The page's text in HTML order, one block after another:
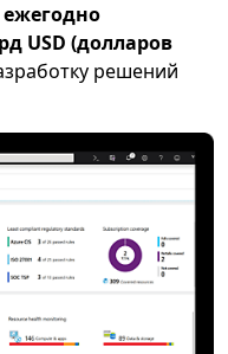
ежегодно
USD (долларов
решений